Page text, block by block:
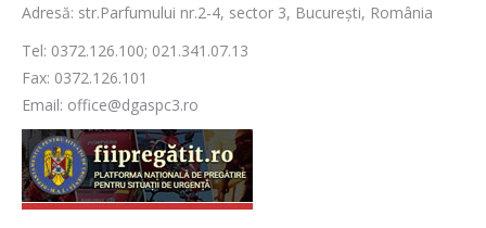
Adresă: str.Parfumului nr.2-4, sector 3, București, România
Tel: 0372.126.100; 021.341.07.13
Fax: 0372.126.101
Email: office@dgaspc3.ro